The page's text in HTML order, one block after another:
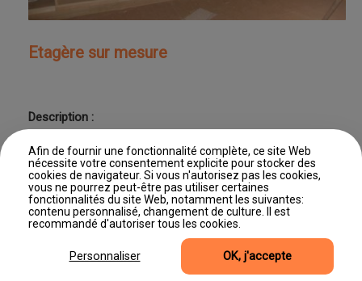
Afin de fournir une fonctionnalité complète, ce site Web
nécessite votre consentement explicite pour stocker des
cookies de navigateur. Si vous n'autorisez pas les cookies,
vous ne pourrez peut-être pas utiliser certaines
fonctionnalités du site Web, notamment les suivantes:
contenu personnalisé, changement de culture. Il est
recommandé d'autoriser tous les cookies.
Etagère sur mesure
Description :
Dernière mise à jour : 11/06/2026 11:46
©2026, Site produit par Editus Luxembourg
Mentions légales
Gestion des cookies